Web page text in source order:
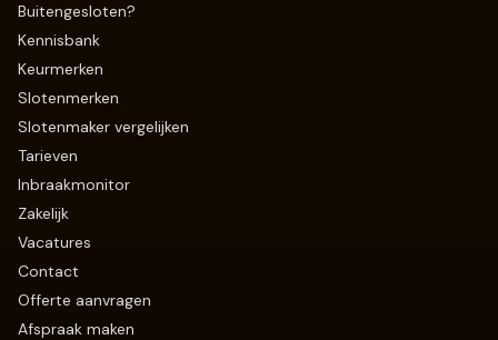
Buitengesloten?
Kennisbank
Keurmerken
Slotenmerken
Slotenmaker vergelijken
Tarieven
Inbraakmonitor
Zakelijk
Vacatures
Contact
Offerte aanvragen
Afspraak maken